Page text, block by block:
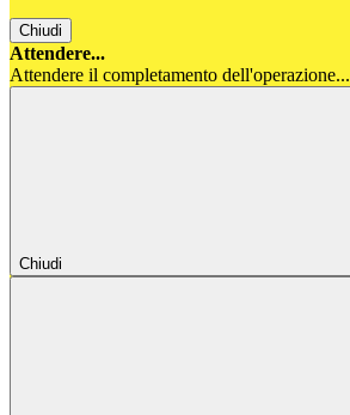
Chiudi
Attendere...
Attendere il completamento dell'operazione...
Chiudi